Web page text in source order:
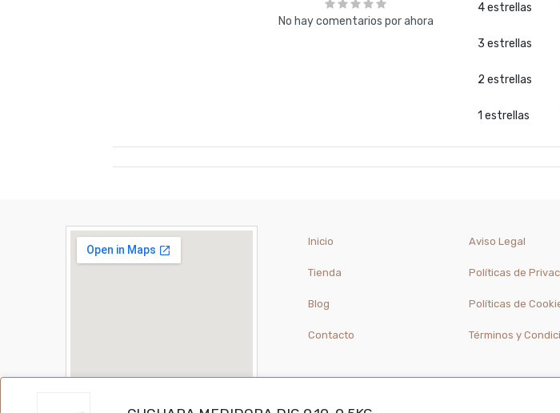
No hay comentarios por ahora
4 estrellas
3 estrellas
2 estrellas
1 estrellas
Inicio
Tienda
Blog
Contacto
Aviso Legal
Políticas de
Políticas de
Términos y